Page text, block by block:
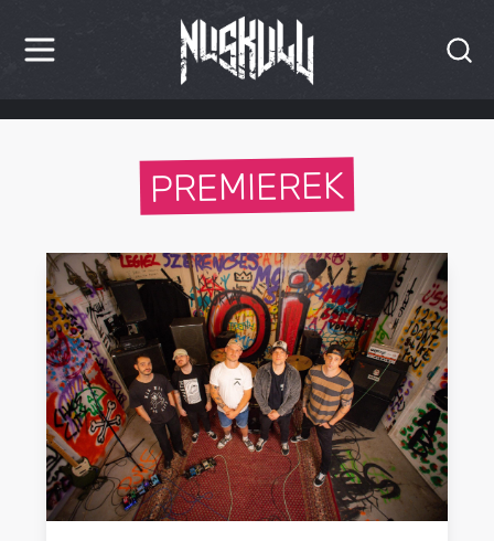
HÍREK
INTERJÚK
PREMIEREK
KULT
MÁSVILÁG
BLOG
PREMIEREK